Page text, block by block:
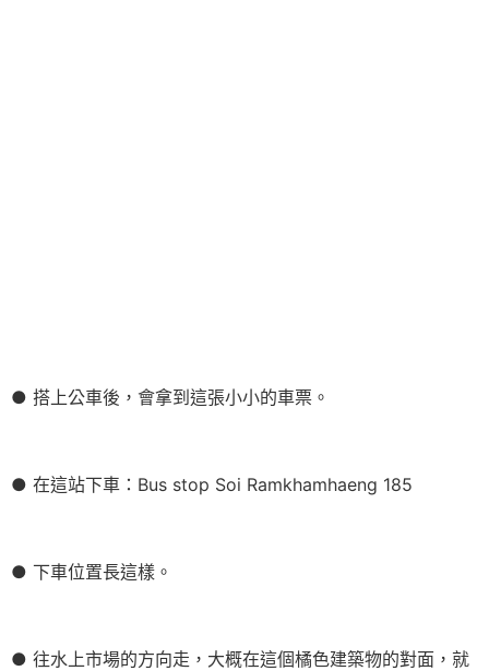
● 搭上公車後，會拿到這張小小的車票。
● 在這站下車：Bus stop Soi Ramkhamhaeng 185
● 下車位置長這樣。
● 往水上市場的方向走，大概在這個橘色建築物的對面，就